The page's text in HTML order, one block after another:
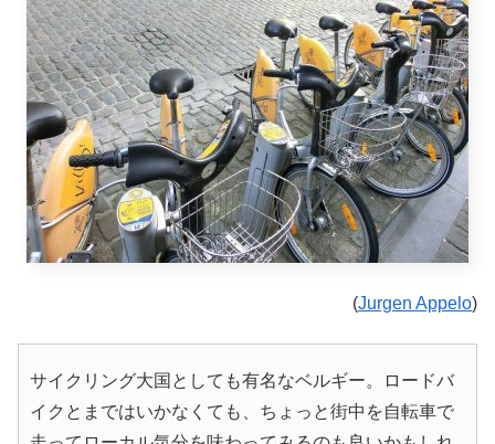
(Jurgen Appelo)
サイクリング大国としても有名なベルギー。ロードバ
イクとまではいかなくても、ちょっと街中を自転車で